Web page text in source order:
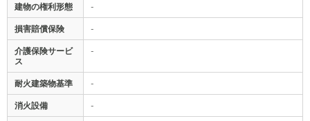
建物の権利形態 -
損害賠償保険 -
介護保険サービ
ス
-
耐火建築物基準 -
消火設備 -